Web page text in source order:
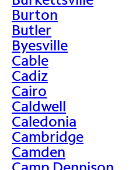
Burton
Butler
Byesville
Cable
Cadiz
Cairo
Caldwell
Caledonia
Cambridge
Camden